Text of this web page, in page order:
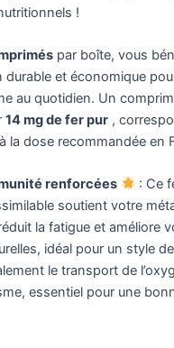
!
par boîte, vous
durable et économique
au quotidien. Un
14 mg de fer pur,
la dose recommandée en
renforcées
: Ce
soutient votre
la fatigue et améliore
idéal pour un style
le transport de
essentiel pour une